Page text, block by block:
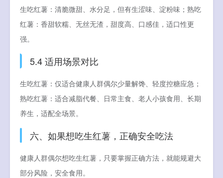
生吃红薯：清脆微甜、水分足，但有生涩味、淀粉味；熟吃
红薯：香甜软糯、无丝无渣，甜度高、口感佳，适口性更
强。
5.4 适用场景对比
生吃红薯：仅适合健康人群偶尔少量解馋、轻度控糖应急；
熟吃红薯：适合减脂代餐、日常主食、老人小孩食用、长期
养生，适配全场景。
六、如果想吃生红薯，正确安全吃法
健康人群偶尔想吃生红薯，只要掌握正确方法，就能规避大
部分风险，安全食用。